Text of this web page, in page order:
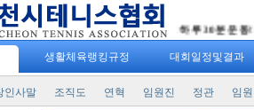
"스포츠 7330" 일주일에 3번! 하루 30분 운동! "
생활체육랭킹규정 대회일정및결과
인사말 조직도 연혁 임원진 정관 임